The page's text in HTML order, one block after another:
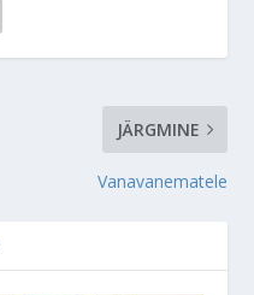
JÄRGMINE
Vanavanematele